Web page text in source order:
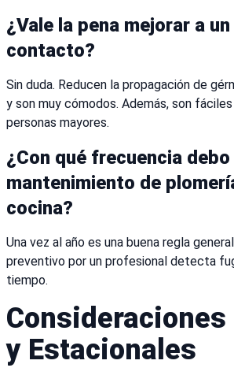
¿Vale la pena mejorar a
contacto?
Sin duda. Reducen la propagación de
y son muy cómodos. Además, son
personas mayores.
¿Con qué frecuencia
mantenimiento de
cocina?
Una vez al año es una buena regla
preventivo por un profesional detecta
tiempo.
Consideraciones
y Estacionales